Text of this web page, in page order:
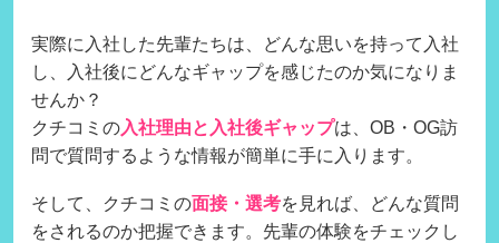
実際に入社した先輩たちは、どんな思いを持って入社
し、入社後にどんなギャップを感じたのか気になりま
せんか？
クチコミの入社理由と入社後ギャップは、OB・OG訪
問で質問するような情報が簡単に手に入ります。
そして、クチコミの面接・選考を見れば、どんな質問
をされるのか把握できます。先輩の体験をチェックし